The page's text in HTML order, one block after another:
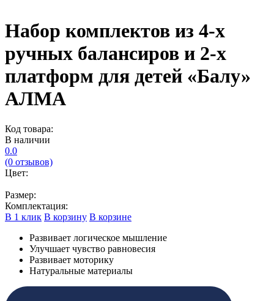
Набор комплектов из 4-х
ручных балансиров и 2-х
платформ для детей «Балу»
АЛМА
Код товара:
В наличии
0.0
(0 отзывов)
Цвет:
Размер:
Комплектация:
В 1 клик В корзину В корзине
Развивает логическое мышление
Улучшает чувство равновесия
Развивает моторику
Натуральные материалы